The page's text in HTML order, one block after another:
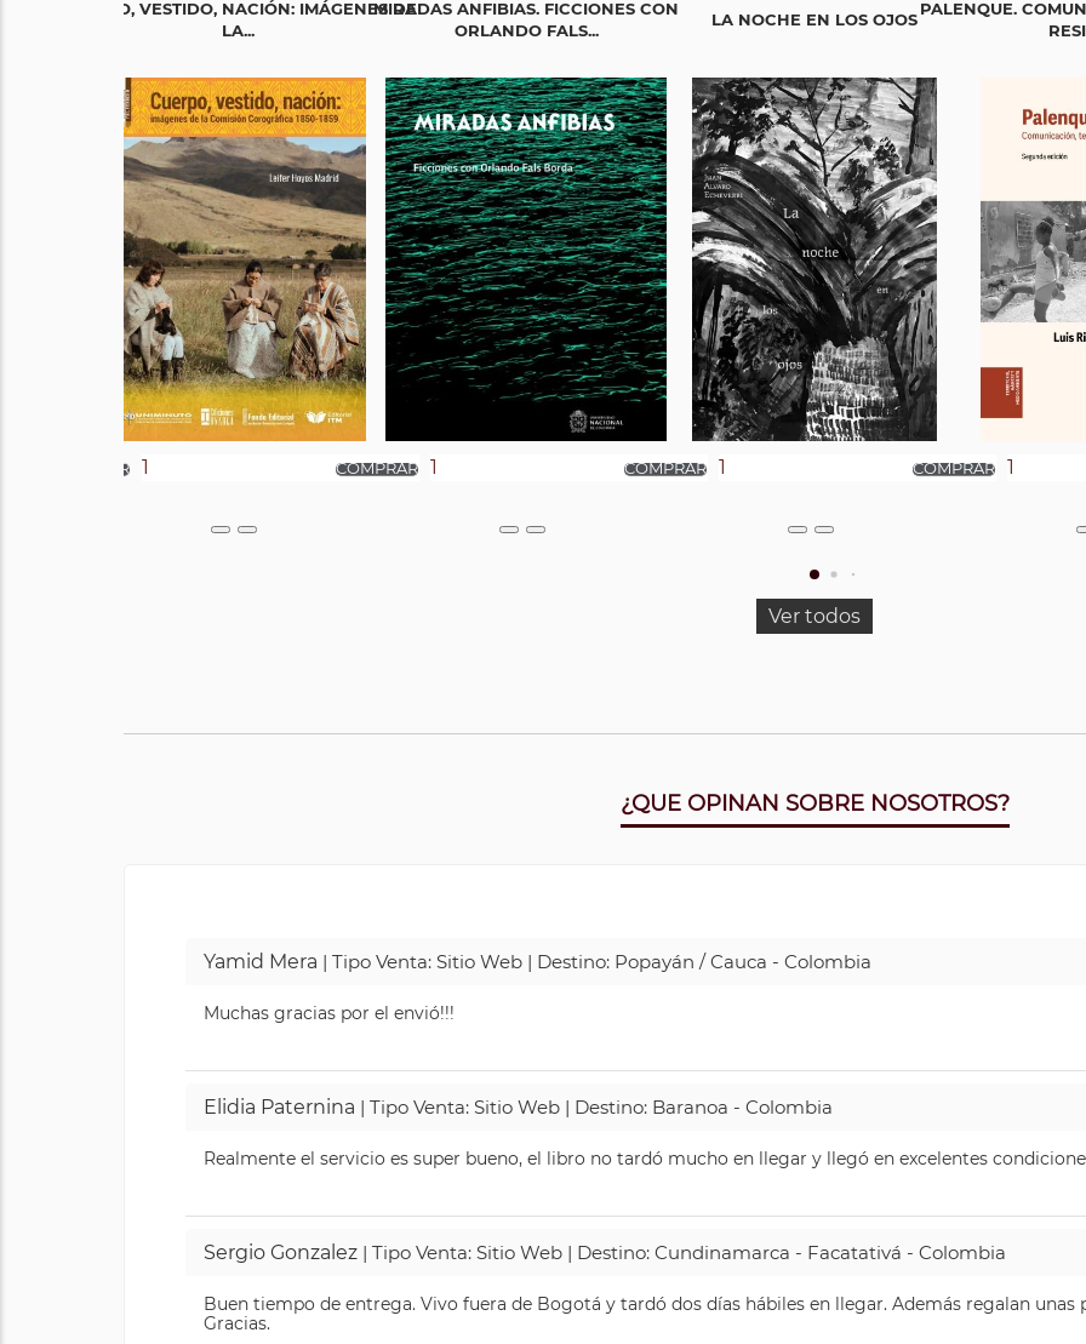
CUERPO, VESTIDO, NACIÓN: IMÁGENES DE
LA...
MIRADAS ANFIBIAS. FICCIONES CON
ORLANDO FALS...
LA NOCHE EN LOS OJOS
PALENQUE.
Ver todos
¿QUE OPINAN SOBRE NOSOTROS?
Yamid Mera | Tipo Venta: Sitio Web | Destino: Popayán / Cauca - Colombia
Muchas gracias por el envió!!!
Elidia Paternina | Tipo Venta: Sitio Web | Destino: Baranoa - Colombia
Realmente el servicio es super bueno, el libro no tardó mucho en llegar y llegó en excelentes
Sergio Gonzalez | Tipo Venta: Sitio Web | Destino: Cundinamarca - Facatativá - Colombia
Buen tiempo de entrega. Vivo fuera de Bogotá y tardó dos días hábiles en llegar. Además regalan unas
Gracias.